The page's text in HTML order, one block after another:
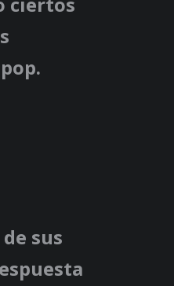
sus